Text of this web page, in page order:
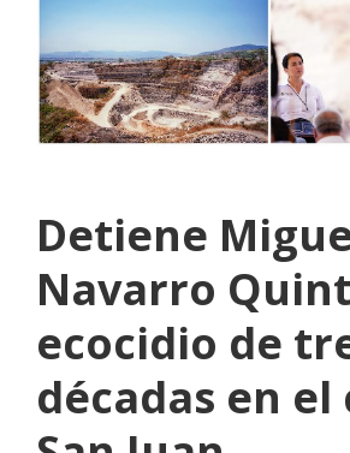
Detiene
Navarro
ecocidio de
décadas en el